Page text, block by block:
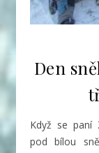
Den
Když se paní Zima konečně rozhodla schovat Senici
pod bílou